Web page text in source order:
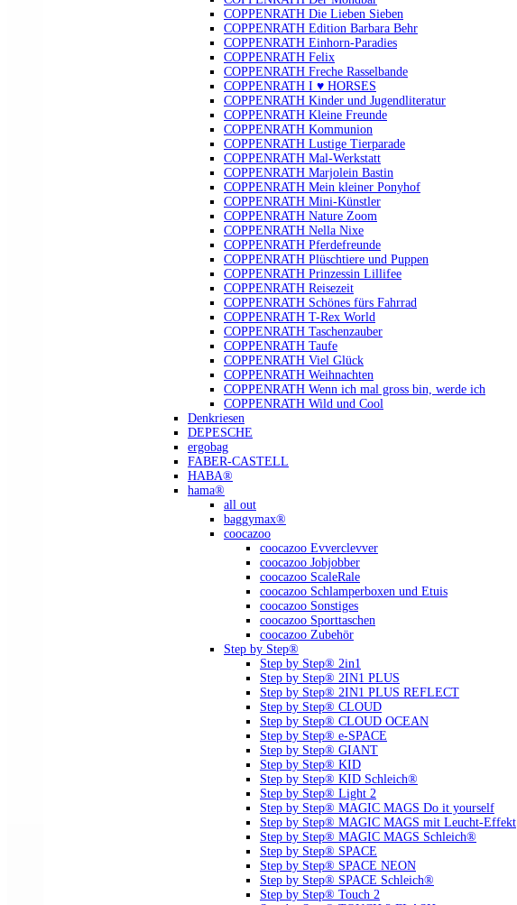
COPPENRATH Die Lieben Sieben
COPPENRATH Edition Barbara Behr
COPPENRATH Einhorn-Paradies
COPPENRATH Felix
COPPENRATH Freche Rasselbande
COPPENRATH I ♥ HORSES
COPPENRATH Kinder und Jugendliteratur
COPPENRATH Kleine Freunde
COPPENRATH Kommunion
COPPENRATH Lustige Tierparade
COPPENRATH Mal-Werkstatt
COPPENRATH Marjolein Bastin
COPPENRATH Mein kleiner Ponyhof
COPPENRATH Mini-Künstler
COPPENRATH Nature Zoom
COPPENRATH Nella Nixe
COPPENRATH Pferdefreunde
COPPENRATH Plüschtiere und Puppen
COPPENRATH Prinzessin Lillifee
COPPENRATH Reisezeit
COPPENRATH Schönes fürs Fahrrad
COPPENRATH T-Rex World
COPPENRATH Taschenzauber
COPPENRATH Taufe
COPPENRATH Viel Glück
COPPENRATH Weihnachten
COPPENRATH Wenn ich mal gross bin, werde ich
COPPENRATH Wild und Cool
Denkriesen
DEPESCHE
ergobag
FABER-CASTELL
HABA®
hama®
all out
baggymax®
coocazoo
coocazoo Evverclevver
coocazoo Jobjobber
coocazoo ScaleRale
coocazoo Schlamperboxen und Etuis
coocazoo Sonstiges
coocazoo Sporttaschen
coocazoo Zubehör
Step by Step®
Step by Step® 2in1
Step by Step® 2IN1 PLUS
Step by Step® 2IN1 PLUS REFLECT
Step by Step® CLOUD
Step by Step® CLOUD OCEAN
Step by Step® e-SPACE
Step by Step® GIANT
Step by Step® KID
Step by Step® KID Schleich®
Step by Step® Light 2
Step by Step® MAGIC MAGS Do it yourself
Step by Step® MAGIC MAGS mit Leucht-Effekt
Step by Step® MAGIC MAGS Schleich®
Step by Step® SPACE
Step by Step® SPACE NEON
Step by Step® SPACE Schleich®
Step by Step® Touch 2